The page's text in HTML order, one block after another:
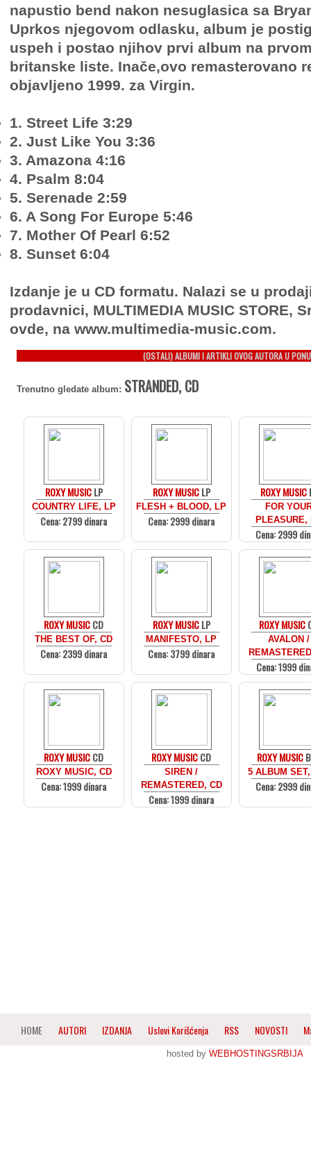
napustio bend nakon nesuglasica sa
Uprkos njegovom odlasku, album je
uspeh i postao njihov prvi album na
britanske liste. Inače,ovo remasterovano
objavljeno 1999. za Virgin.
1. Street Life 3:29
2. Just Like You 3:36
3. Amazona 4:16
4. Psalm 8:04
5. Serenade 2:59
6. A Song For Europe 5:46
7. Mother Of Pearl 6:52
8. Sunset 6:04
Izdanje je u CD formatu. Nalazi se u
prodavnici, MULTIMEDIA MUSIC STORE,
ovde, na www.multimedia-music.com.
(OSTALI) ALBUMI I ARTIKLI OVOG AUTORA U
Trenutno gledate album: STRANDED, CD
ROXY MUSICLP
COUNTRY LIFE, LP
Cena: 2799 dinara
ROXY MUSICLP
FLESH + BLOOD, LP
Cena: 2999 dinara
ROXY MUSIC
FOR
PLEASURE,
Cena: 2999
ROXY MUSICCD
THE BEST OF, CD
Cena: 2399 dinara
ROXY MUSICLP
MANIFESTO, LP
Cena: 3799 dinara
ROXY MUSIC
AVALON /
Cena: 1999
ROXY MUSICCD
ROXY MUSIC, CD
Cena: 1999 dinara
ROXY MUSICCD
SIREN /
REMASTERED, CD
Cena: 1999 dinara
ROXY MUSIC
5 ALBUM
Cena: 2999
HOME AUTORI IZDANJA Uslovi Korišćenja RSS NOVOSTI
hosted byWEBHOSTINGSRBIJA